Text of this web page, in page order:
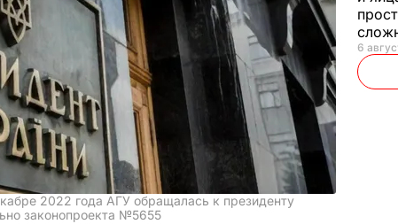
2022 года АГУ обращалась к президенту
законопроекта №5655
6